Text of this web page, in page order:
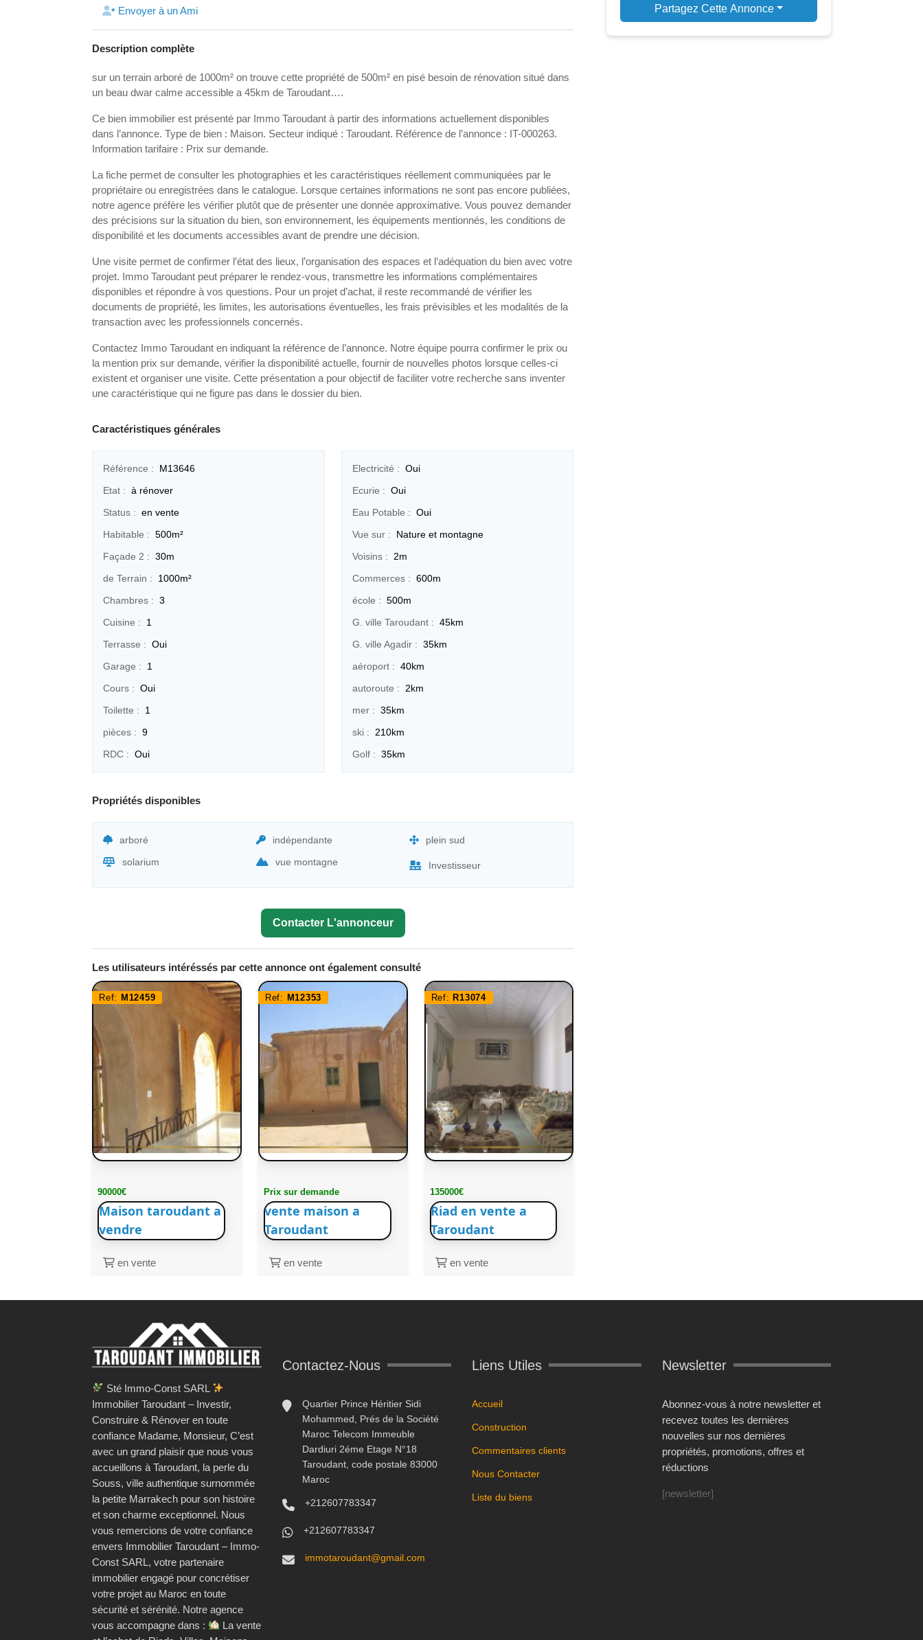
Envoyer à un Ami
Description complète
sur un terrain arboré de 1000m² on trouve cette propriété de 500m² en pisé besoin de rénovation situé dans
un beau dwar calme accessible a 45km de Taroudant….
Ce bien immobilier est présenté par Immo Taroudant à partir des informations actuellement disponibles
dans l’annonce. Type de bien : Maison. Secteur indiqué : Taroudant. Référence de l’annonce : IT-000263.
Information tarifaire : Prix sur demande.
La fiche permet de consulter les photographies et les caractéristiques réellement communiquées par le
propriétaire ou enregistrées dans le catalogue. Lorsque certaines informations ne sont pas encore publiées,
notre agence préfère les vérifier plutôt que de présenter une donnée approximative. Vous pouvez demander
des précisions sur la situation du bien, son environnement, les équipements mentionnés, les conditions de
disponibilité et les documents accessibles avant de prendre une décision.
Une visite permet de confirmer l’état des lieux, l’organisation des espaces et l’adéquation du bien avec votre
projet. Immo Taroudant peut préparer le rendez-vous, transmettre les informations complémentaires
disponibles et répondre à vos questions. Pour un projet d’achat, il reste recommandé de vérifier les
documents de propriété, les limites, les autorisations éventuelles, les frais prévisibles et les modalités de la
transaction avec les professionnels concernés.
Contactez Immo Taroudant en indiquant la référence de l’annonce. Notre équipe pourra confirmer le prix ou
la mention prix sur demande, vérifier la disponibilité actuelle, fournir de nouvelles photos lorsque celles-ci
existent et organiser une visite. Cette présentation a pour objectif de faciliter votre recherche sans inventer
une caractéristique qui ne figure pas dans le dossier du bien.
Caractéristiques générales
Référence :
M13646
Etat : à rénover
Status : en vente
Habitable : 500m²
Façade 2 : 30m
de Terrain :
1000m²
Chambres : 3
Cuisine :
1
Terrasse : Oui
Garage :
1
Cours : Oui
Toilette :
1
pièces : 9
RDC : Oui
Electricité : Oui
Ecurie : Oui
Eau Potable : Oui
Vue sur :
Nature et montagne
Voisins :
2m
Commerces : 600m
école : 500m
G. ville Taroudant : 45km
G. ville Agadir : 35km
aéroport : 40km
autoroute :
2km
mer : 35km
ski :
210km
Golf : 35km
Propriétés disponibles
arboré indépendante
plein sud
solarium
vue montagne Investisseur
Contacter L'annonceur
Les utilisateurs intéréssés par cette annonce ont également consulté
Ref: M12459
90000€
Maison taroudant a
vendre
en vente
Ref: M12353
Prix sur demande
vente maison a
Taroudant
en vente
Ref: R13074
135000€
Riad en vente a
Taroudant
en vente
Partagez Cette Annonce
Sté Immo-Const SARL
Immobilier Taroudant – Investir,
Construire & Rénover en toute
confiance Madame, Monsieur, C’est
avec un grand plaisir que nous vous
accueillons à Taroudant, la perle du
Souss, ville authentique surnommée
la petite Marrakech pour son histoire
et son charme exceptionnel. Nous
vous remercions de votre confiance
envers Immobilier Taroudant – Immo-
Const SARL, votre partenaire
immobilier engagé pour concrétiser
votre projet au Maroc en toute
sécurité et sérénité. Notre agence
vous accompagne dans :
La vente
Contactez-Nous
Quartier Prince Héritier Sidi
Mohammed, Prés de la Société
Maroc Telecom Immeuble
Dardiuri 2éme Etage N°18
Taroudant, code postale 83000
Maroc
+212607783347
+212607783347
immotaroudant@gmail.com
Liens Utiles
Accueil
Construction
Commentaires clients
Nous Contacter
Liste du biens
Newsletter
Abonnez-vous à notre newsletter et
recevez toutes les dernières
nouvelles sur nos dernières
propriétés, promotions, offres et
réductions
[newsletter]